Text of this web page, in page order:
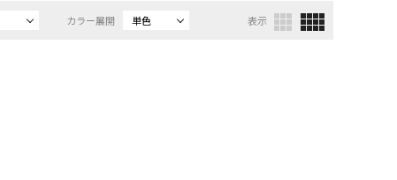
カラー展開 単色 表示